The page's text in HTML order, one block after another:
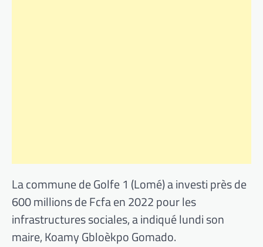
La commune de Golfe 1 (Lomé) a investi près de
600 millions de Fcfa en 2022 pour les
infrastructures sociales, a indiqué lundi son
maire, Koamy Gbloèkpo Gomado.